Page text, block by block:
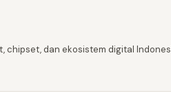
chipset, dan ekosistem digital